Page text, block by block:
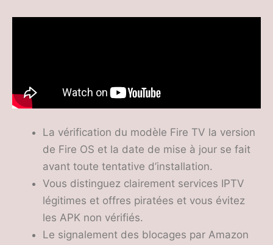
La vérification du modèle Fire TV la version
de Fire OS et la date de mise à jour se fait
avant toute tentative d’installation.
Vous distinguez clairement services IPTV
légitimes et offres piratées et vous évitez
les APK non vérifiés.
Le signalement des blocages par Amazon